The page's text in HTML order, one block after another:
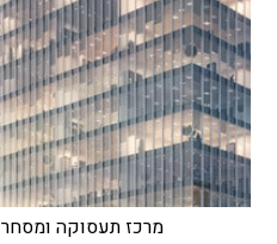
מרכז תעסוקה ומסחר ONYX, צומת סביון